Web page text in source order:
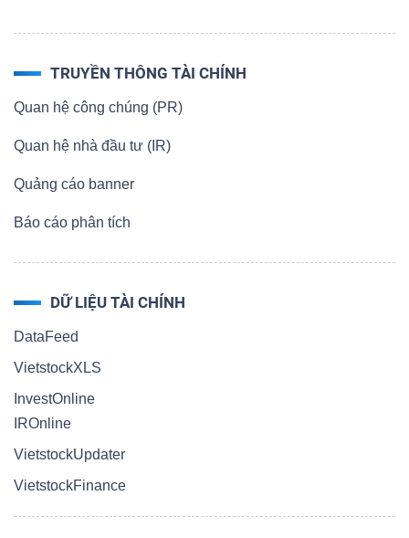
TRUYỀN THÔNG TÀI CHÍNH
Quan hệ công chúng (PR)
Quan hệ nhà đầu tư (IR)
Quảng cáo banner
Báo cáo phân tích
DỮ LIỆU TÀI CHÍNH
DataFeed
VietstockXLS
InvestOnline
IROnline
VietstockUpdater
VietstockFinance